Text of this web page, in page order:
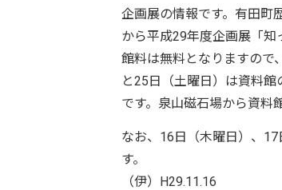
企画展の情報です。有田町
から平成29年度企画展「
館料は無料となりますので
と25日（土曜日）は資料
です。泉山磁石場から資料
なお、16日（木曜日）、
す。
（伊）H29.11.16